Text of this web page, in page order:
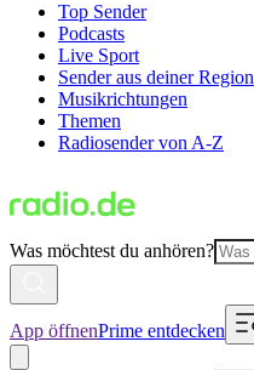
Top Sender
Podcasts
Live Sport
Sender aus deiner Region
Musikrichtungen
Themen
Radiosender von A-Z
Was möchtest du anhören?
App öffnenPrime entdecken